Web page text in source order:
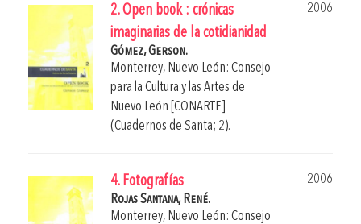
2. Open book : crónicas
imaginarias de la cotidianidad
2006
Gómez, Gerson.
Monterrey, Nuevo León: Consejo
para la Cultura y las Artes de
Nuevo León [CONARTE]
(Cuadernos de Santa; 2).
4. Fotografías
2006
Rojas Santana, René.
Monterrey, Nuevo León: Consejo